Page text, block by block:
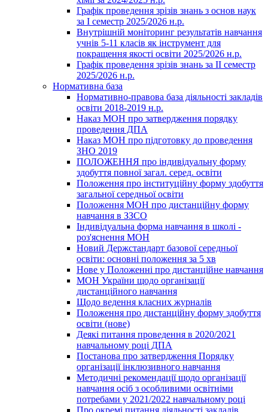
Графік проведення зрізів знань з основ наук
за І семестр 2025/2026 н.р.
Внутрішній моніторинг результатів навчання
учнів 5-11 класів як інструмент для
покращення якості освіти 2025/2026 н.р.
Графік проведення зрізів знань за ІІ семестр
2025/2026 н.р.
Нормативна база
Нормативно-правова база діяльності закладів
освіти 2018-2019 н.р.
Наказ МОН про затвердження порядку
проведення ДПА
Наказ МОН про підготовку до проведення
ЗНО 2019
ПОЛОЖЕННЯ про індивідуальну форму
здобуття повної загал. серед. освіти
Положення про інституційну форму здобуття
загальної середньої освіти
Положення МОН про дистанційну форму
навчання в ЗЗСО
Індивідуальна форма навчання в школі -
роз'яснення МОН
Новий Держстандарт базової середньої
освіти: основні положення за 5 хв
Нове у Положенні про дистанційне навчання
МОН України щодо організації
дистанційного навчання
Щодо ведення класних журналів
Положення про дистанційну форму здобуття
освіти (нове)
Деякі питання проведення в 2020/2021
навчальному році ДПА
Постанова про затвердження Порядку
організації інклюзивного навчання
Методичні рекомендації щодо організації
навчання осіб з особливими освітніми
потребами у 2021/2022 навчальному році
Про окремі питання діяльності закладів